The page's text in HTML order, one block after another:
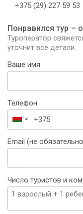
+375 (29) 227 59 53
Понравился тур –
Туроператор
уточнит все детали.
Ваше имя
Телефон
Беларусь
+375
Email (не
Число туристов и